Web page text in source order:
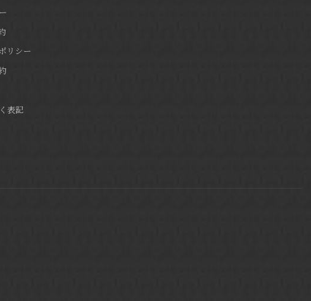
リシー
表記